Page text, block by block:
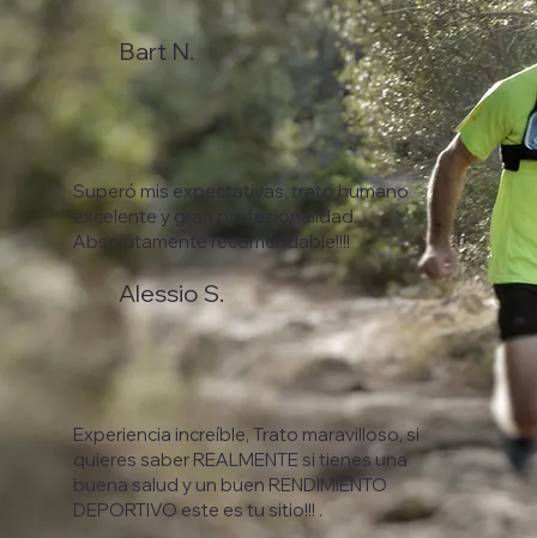
Bart N.
Superó mis expectativas, trato humano
excelente y gran profesionalidad.
Absolutamente recomendable!!!!
Alessio S.
Experiencia increíble, Trato maravilloso, si
quieres saber REALMENTE si tienes una
buena salud y un buen RENDIMIENTO
DEPORTIVO este es tu sitio!!! .